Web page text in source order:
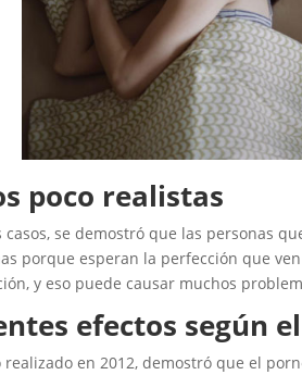
poco realistas
casos, se demostró que las personas
porque esperan la perfección que
y eso puede causar muchos
efectos según
realizado en 2012, demostró que el